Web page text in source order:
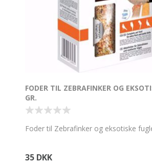
FODER TIL ZEBRAFINKER OG
GR.
Foder til Zebrafinker og eksotiske
35 DKK